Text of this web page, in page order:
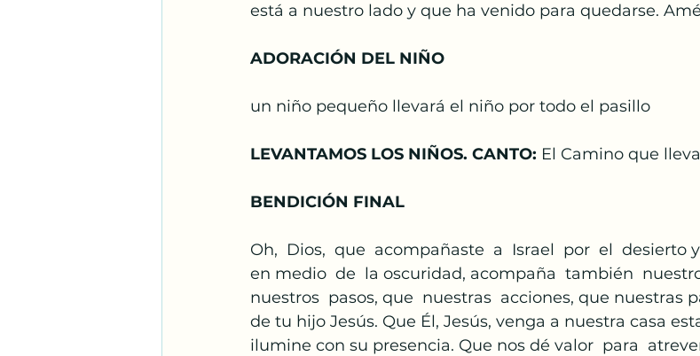
está a nuestro lado y que ha venido para quedarse.
ADORACIÓN DEL NIÑO
un niño pequeño llevará el niño por todo el pasillo
LEVANTAMOS LOS NIÑOS. CANTO: El Camino que
BENDICIÓN FINAL
Oh,  Dios,  que  acompañaste  a  Israel  por  el  desierto
en medio  de  la oscuridad, acompaña  también
nuestros  pasos, que  nuestras  acciones, que nuestras
de tu hijo Jesús. Que Él, Jesús, venga a nuestra casa
ilumine con su presencia. Que nos dé valor  para